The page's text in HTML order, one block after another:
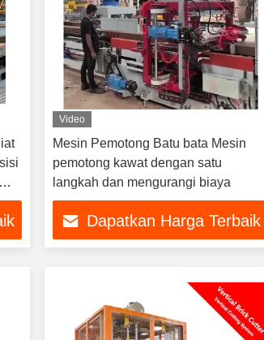
Video
Mesin Pemotong Batu bata Mesin
pemotong kawat dengan satu
langkah dan mengurangi biaya
Dapatkan Harga Terbaik